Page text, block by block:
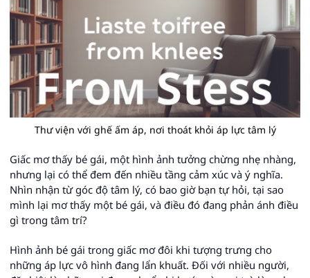
Thư viện với ghế ấm áp, nơi thoát khỏi áp lực tâm lý
Giấc mơ thấy bé gái, một hình ảnh tưởng chừng nhẹ nhàng,
nhưng lại có thể đem đến nhiều tầng cảm xúc và ý nghĩa.
Nhìn nhận từ góc độ tâm lý, có bao giờ bạn tự hỏi, tại sao
mình lại mơ thấy một bé gái, và điều đó đang phản ánh điều
gì trong tâm trí?
Hình ảnh bé gái trong giấc mơ đôi khi tượng trưng cho
những áp lực vô hình đang lẩn khuất. Đối với nhiều người,